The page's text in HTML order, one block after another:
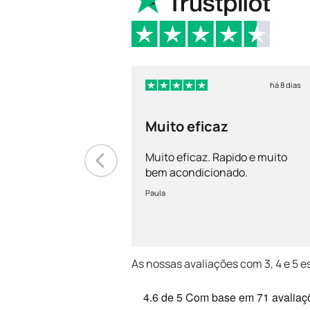
há 8 dias
Muito eficaz
Muito eficaz. Rapido e muito
bem acondicionado.
Paula
As nossas avaliações com 3, 4 e 5
4.6de 5Com base em71